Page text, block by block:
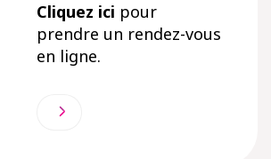
Cliquez ici pour
prendre un rendez-vous
en ligne.